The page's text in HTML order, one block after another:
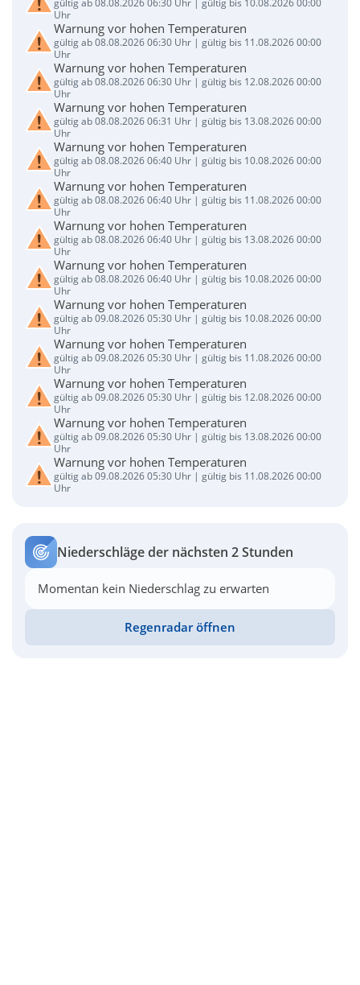
gültig ab 08.08.2026 06:30 Uhr | gültig bis 10.08.2026 00:00
Uhr
Warnung vor hohen Temperaturen
gültig ab 08.08.2026 06:30 Uhr | gültig bis 11.08.2026 00:00
Uhr
Warnung vor hohen Temperaturen
gültig ab 08.08.2026 06:30 Uhr | gültig bis 12.08.2026 00:00
Uhr
Warnung vor hohen Temperaturen
gültig ab 08.08.2026 06:31 Uhr | gültig bis 13.08.2026 00:00
Uhr
Warnung vor hohen Temperaturen
gültig ab 08.08.2026 06:40 Uhr | gültig bis 10.08.2026 00:00
Uhr
Warnung vor hohen Temperaturen
gültig ab 08.08.2026 06:40 Uhr | gültig bis 11.08.2026 00:00
Uhr
Warnung vor hohen Temperaturen
gültig ab 08.08.2026 06:40 Uhr | gültig bis 13.08.2026 00:00
Uhr
Warnung vor hohen Temperaturen
gültig ab 08.08.2026 06:40 Uhr | gültig bis 10.08.2026 00:00
Uhr
Warnung vor hohen Temperaturen
gültig ab 09.08.2026 05:30 Uhr | gültig bis 10.08.2026 00:00
Uhr
Warnung vor hohen Temperaturen
gültig ab 09.08.2026 05:30 Uhr | gültig bis 11.08.2026 00:00
Uhr
Warnung vor hohen Temperaturen
gültig ab 09.08.2026 05:30 Uhr | gültig bis 12.08.2026 00:00
Uhr
Warnung vor hohen Temperaturen
gültig ab 09.08.2026 05:30 Uhr | gültig bis 13.08.2026 00:00
Uhr
Warnung vor hohen Temperaturen
gültig ab 09.08.2026 05:30 Uhr | gültig bis 11.08.2026 00:00
Uhr
Niederschläge der nächsten 2 Stunden
Momentan kein Niederschlag zu erwarten
Regenradar öffnen